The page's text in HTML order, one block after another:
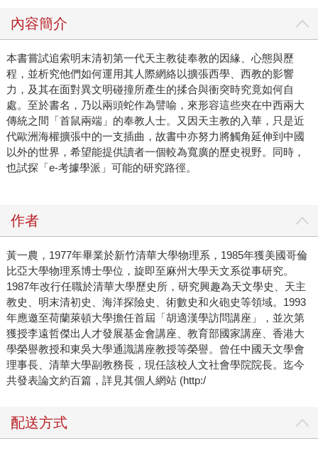
內容簡介
本書嘗試追索明末清初第一代天主教徒奉教的因緣、心態與歷
程，並析究他們如何運用其人際網絡以擴張西學、西教的影響
力，及其在面對異文明碰撞所產生的揉合與衝突時究竟如何自
處。至於書名，乃以兩頭蛇作為譬喻，來形容這些夾在中西兩大
傳統之間「首鼠兩端」的奉教人士。又因天主教的入華，只是近
代歐洲海權擴張中的一支插曲，故書中亦努力將觸角延伸到中國
以外的世界，希望能提供讀者一個較為寬廣的歷史視野。同時，
也試探「e-考據學派」可能的研究路徑。
作者
黃一農，1977年畢業於新竹清華大學物理系，1985年獲美國哥倫
比亞大學物理系博士學位，旋即至麻州大學天文系從事研究。
1987年改行任職於清華大學歷史所，研究興趣為天文學史、天主
教史、明末清初史、海洋探險史、術數史和火砲史等領域。1993
年應邀至荷蘭萊頓大學擔任首屆「胡適漢學訪問講座」，並次第
獲授李遠哲傑出人才發展基金會講座、教育部國家講座、香港大
學榮譽教授和東吳大學通識講座教授等榮譽。曾任中國天文學會
理事長、清華大學副教務長，現任該校人文社會學院院長。迄今
共發表論文約百篇，詳見其個人網站 (http:/
配送方式